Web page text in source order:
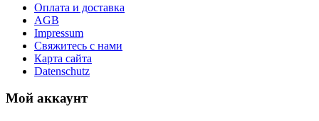
Оплата и доставка
AGB
Impressum
Свяжитесь с нами
Карта сайта
Datenschutz
Мой аккаунт